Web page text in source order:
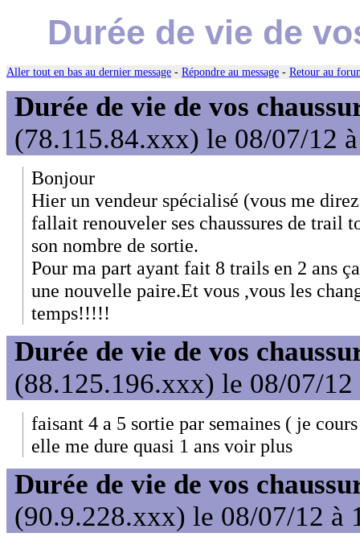
Durée de vie de
Aller tout en bas au dernier message - Répondre au message - Retour au
Durée de vie de vos
(78.115.84.xxx) le 08/07/12
Bonjour
Hier un vendeur spécialisé (vous me
fallait renouveler ses chaussures de trail
son nombre de sortie.
Pour ma part ayant fait 8 trails en 2 ans
une nouvelle paire.Et vous ,vous les
temps!!!!!
Durée de vie de vos
(88.125.196.xxx) le 08/07/12
faisant 4 a 5 sortie par semaines ( je
elle me dure quasi 1 ans voir plus
Durée de vie de vos
(90.9.228.xxx) le 08/07/12 à